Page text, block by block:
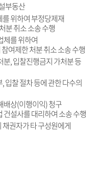
부동산
위하여 부정당제재
분 취소 소송 수행
체를 위하여
여제한 처분 취소 소송 수행
분, 입찰진행금지 가처분 등
입찰 절차 등에 관한 다수의
배상(이행이익) 청구
건설사를 대리하여 소송 수행
권자가 타 구성원에게